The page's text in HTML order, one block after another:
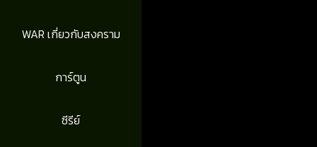
WAR เกี่ยวกับสงคราม
การ์ตูน
ซีรีย์